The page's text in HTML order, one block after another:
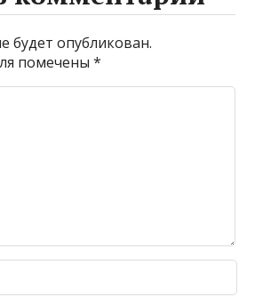
будет опубликован.
помечены*